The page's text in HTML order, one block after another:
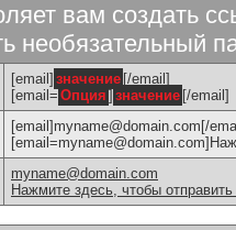
вам создать
необязательный
[email] значение [/email]
[email= Опция ] значение [/email]
[email]myname@domain.com[/
myname@domain.com
Нажмите здесь, чтобы